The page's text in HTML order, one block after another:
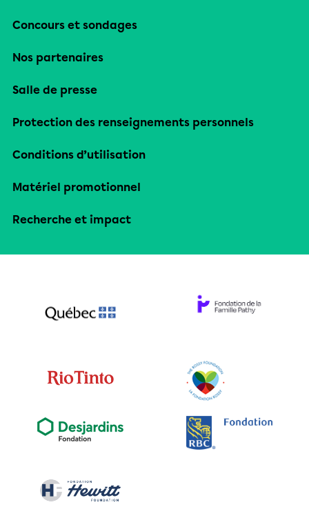
Concours et sondages
Nos partenaires
Salle de presse
Protection des renseignements personnels
Conditions d’utilisation
Matériel promotionnel
Recherche et impact